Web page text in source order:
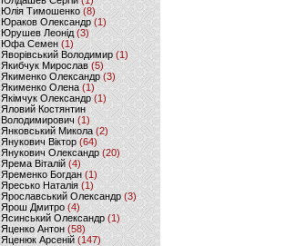
Юлія Тимошенко (8)
Юраков Олександр (1)
Юрушев Леонід (3)
Юфа Семен (1)
Яворівський Володимир (1)
Якибчук Мирослав (5)
Якименко Олександр (3)
Якименко Олена(1)
Якімчук Олександр (1)
Яловий Костянтин
Володимирович (1)
Янковський Микола(2)
Янукович Віктор (64)
Янукович Олександр(20)
Ярема Віталій(4)
Яременко Богдан(1)
Яресько Наталія(1)
Ярославський Олександр (3)
Ярош Дмитро (4)
Ясинський Олександр (1)
Яценко Антон(58)
Яценюк Арсеній (147)